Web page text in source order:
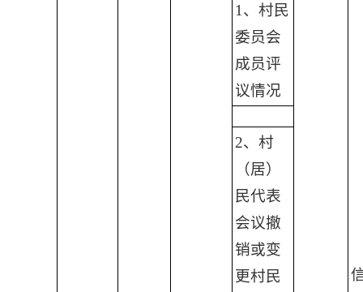
1、村民
委员会
成员评
议情况
2、村
（居）
民代表
会议撤
销或变
更村民